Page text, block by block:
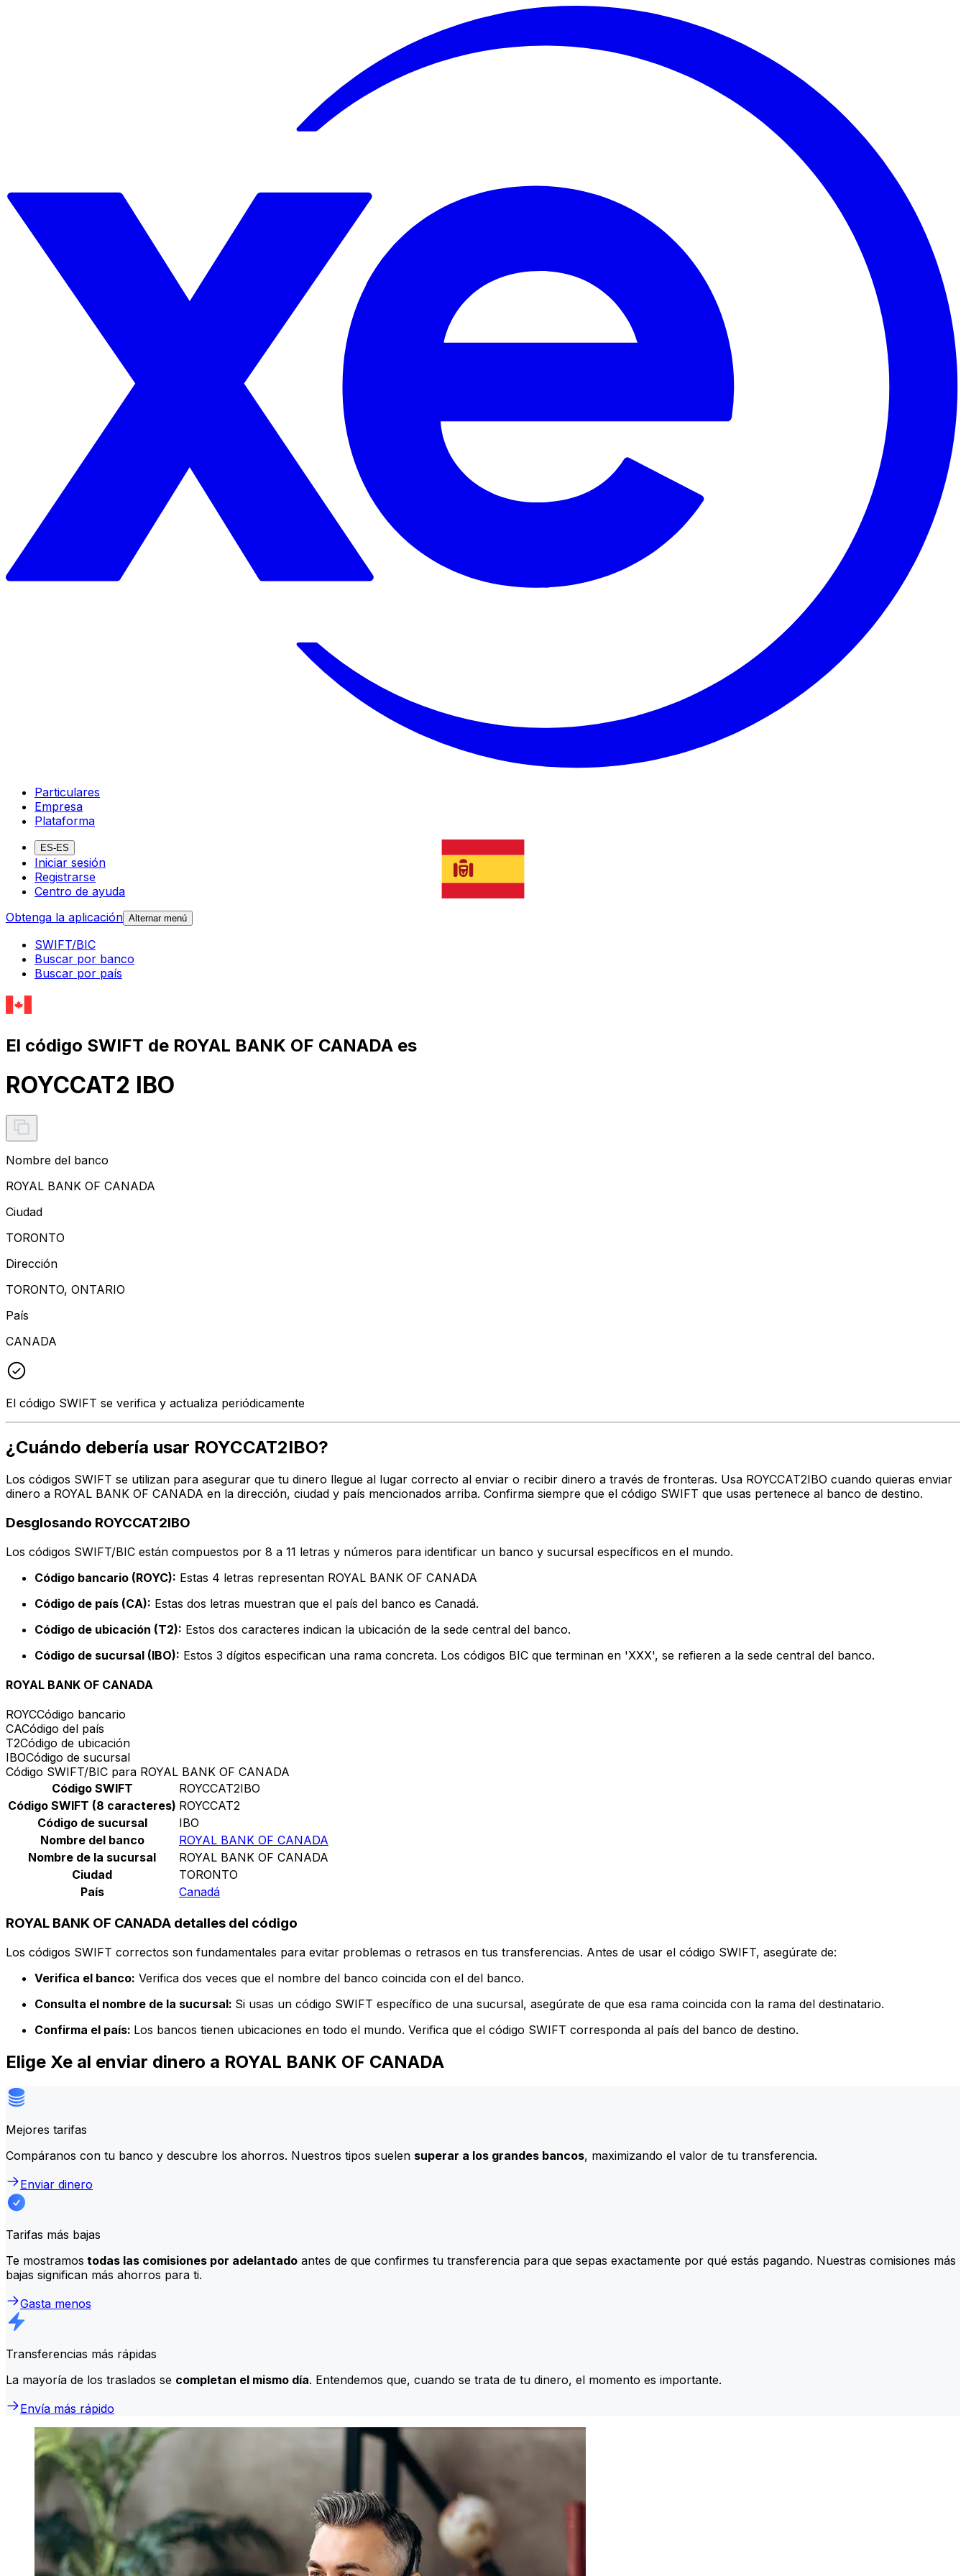
Particulares
Empresa
Plataforma
ES-ES
Iniciar sesión
Registrarse
Centro de ayuda
Obtenga la aplicación Alternar menú
SWIFT/BIC
Buscar por banco
Buscar por país
El código SWIFT de ROYAL BANK OF CANADA es
ROYCCAT2 IBO
Nombre del banco
ROYAL BANK OF CANADA
Ciudad
TORONTO
Dirección
TORONTO, ONTARIO
País
CANADA
El código SWIFT se verifica y actualiza periódicamente
¿Cuándo debería usar ROYCCAT2IBO?
Los códigos SWIFT se utilizan para asegurar que tu dinero llegue al lugar correcto al enviar o recibir dinero a través de fronteras. Usa ROYCCAT2IBO cuando quieras enviar
dinero a ROYAL BANK OF CANADA en la dirección, ciudad y país mencionados arriba. Confirma siempre que el código SWIFT que usas pertenece al banco de destino.
Desglosando ROYCCAT2IBO
Los códigos SWIFT/BIC están compuestos por 8 a 11 letras y números para identificar un banco y sucursal específicos en el mundo.
Código bancario (ROYC): Estas 4 letras representan ROYAL BANK OF CANADA
Código de país (CA): Estas dos letras muestran que el país del banco es Canadá.
Código de ubicación (T2): Estos dos caracteres indican la ubicación de la sede central del banco.
Código de sucursal (IBO): Estos 3 dígitos especifican una rama concreta. Los códigos BIC que terminan en 'XXX', se refieren a la sede central del banco.
ROYAL BANK OF CANADA
ROYCCódigo bancario
CACódigo del país
T2Código de ubicación
IBOCódigo de sucursal
Código SWIFT/BIC para ROYAL BANK OF CANADA
Código SWIFT
ROYCCAT2IBO
Código SWIFT (8 caracteres) ROYCCAT2
Código de sucursal
IBO
Nombre del banco
ROYAL BANK OF CANADA
Nombre de la sucursal
ROYAL BANK OF CANADA
Ciudad
TORONTO
País
Canadá
ROYAL BANK OF CANADA detalles del código
Los códigos SWIFT correctos son fundamentales para evitar problemas o retrasos en tus transferencias. Antes de usar el código SWIFT, asegúrate de:
Verifica el banco: Verifica dos veces que el nombre del banco coincida con el del banco.
Consulta el nombre de la sucursal: Si usas un código SWIFT específico de una sucursal, asegúrate de que esa rama coincida con la rama del destinatario.
Confirma el país: Los bancos tienen ubicaciones en todo el mundo. Verifica que el código SWIFT corresponda al país del banco de destino.
Elige Xe al enviar dinero a ROYAL BANK OF CANADA
Mejores tarifas
Compáranos con tu banco y descubre los ahorros. Nuestros tipos suelen superar a los grandes bancos, maximizando el valor de tu transferencia.
Enviar dinero
Tarifas más bajas
Te mostramos todas las comisiones por adelantado antes de que confirmes tu transferencia para que sepas exactamente por qué estás pagando. Nuestras comisiones más
bajas significan más ahorros para ti.
Gasta menos
Transferencias más rápidas
La mayoría de los traslados se completan el mismo día. Entendemos que, cuando se trata de tu dinero, el momento es importante.
Envía más rápido